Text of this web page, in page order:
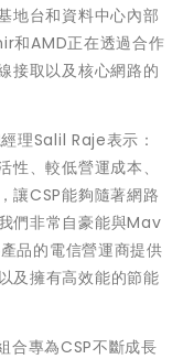
地台和資料中心內部
和AMD正在透過合作
接取以及核心網路的
理Salil Raje表示：
性、較低營運成本、
讓CSP能夠隨著網路
們非常自豪能與Mav
品的電信營運商提供
及擁有高效能的節能
專為CSP不斷成長